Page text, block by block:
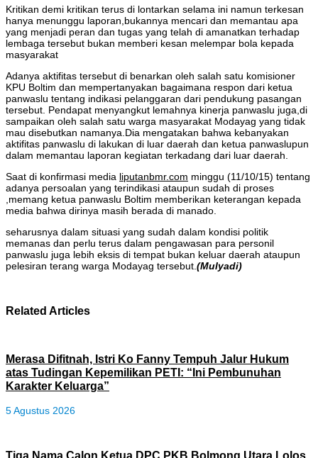
Kritikan demi kritikan terus di lontarkan selama ini namun terkesan
hanya menunggu laporan,bukannya mencari dan memantau apa
yang menjadi peran dan tugas yang telah di amanatkan terhadap
lembaga tersebut bukan memberi kesan melempar bola kepada
masyarakat
Adanya aktifitas tersebut di benarkan oleh salah satu komisioner
KPU Boltim dan mempertanyakan bagaimana respon dari ketua
panwaslu tentang indikasi pelanggaran dari pendukung pasangan
tersebut. Pendapat menyangkut lemahnya kinerja panwaslu juga,di
sampaikan oleh salah satu warga masyarakat Modayag yang tidak
mau disebutkan namanya.Dia mengatakan bahwa kebanyakan
aktifitas panwaslu di lakukan di luar daerah dan ketua panwaslupun
dalam memantau laporan kegiatan terkadang dari luar daerah.
Saat di konfirmasi media liputanbmr.com minggu (11/10/15) tentang
adanya persoalan yang terindikasi ataupun sudah di proses
,memang ketua panwaslu Boltim memberikan keterangan kepada
media bahwa dirinya masih berada di manado.
seharusnya dalam situasi yang sudah dalam kondisi politik
memanas dan perlu terus dalam pengawasan para personil
panwaslu juga lebih eksis di tempat bukan keluar daerah ataupun
pelesiran terang warga Modayag tersebut. (Mulyadi)
Related Articles
Merasa Difitnah, Istri Ko Fanny Tempuh Jalur Hukum
atas Tudingan Kepemilikan PETI: “Ini Pembunuhan
Karakter Keluarga”
5 Agustus 2026
Tiga Nama Calon Ketua DPC PKB Bolmong Utara Lolos